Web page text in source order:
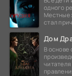
одного
Местные
стал
Дом
В основе